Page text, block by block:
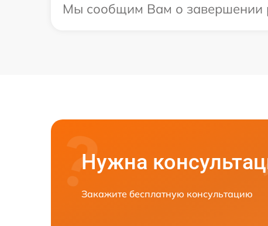
Мы сообщим Вам о завершении
Нужна
Закажите бесплатную консультацию